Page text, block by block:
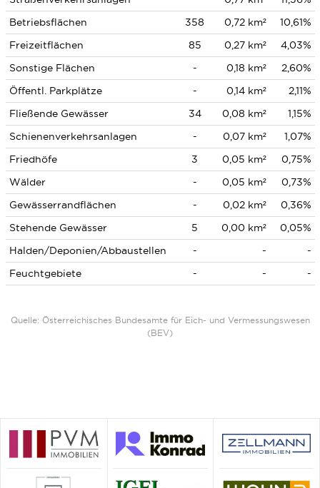
Betriebsflächen
358 0,72 km²
10,61%
Freizeitflächen
85 0,27 km²
4,03%
Sonstige Flächen
- 0,18 km²
2,60%
Öffentl. Parkplätze
- 0,14 km²
2,11%
Fließende Gewässer
34 0,08 km²
1,15%
Schienenverkehrsanlagen
- 0,07 km²
1,07%
Friedhöfe
3 0,05 km²
0,75%
Wälder
- 0,05 km²
0,73%
Gewässerrandflächen
- 0,02 km²
0,36%
Stehende Gewässer
5 0,00 km²
0,05%
Halden/Deponien/Abbaustellen
- -
-
Feuchtgebiete
- - -
Quelle: Österreichisches Bundesamte für Eich- und Vermessungswesen
(BEV)